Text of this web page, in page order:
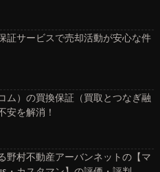
証サービスで売却活動が安心な件
ム）の買換保証（買取とつなぎ融
安を解消！
野村不動産アーバンネットの【マ